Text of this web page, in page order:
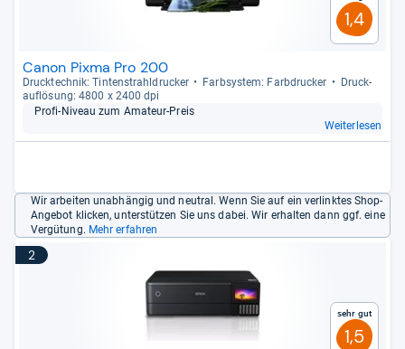
1,4
Canon Pixma Pro 200
Druck­tech­nik: Tin­ten­strahl­dru­cker Farb­sys­tem: Farb­dru­cker
Druck­
auf­lö­sung: 4800 x 2400 dpi
Profi-​Niveau zum Ama­teur-​Preis
Weiterlesen
Wir arbeiten unabhängig und neutral. Wenn Sie auf ein verlinktes Shop-
Angebot klicken, unterstützen Sie uns dabei. Wir erhalten dann ggf. eine
Vergütung. Mehr erfahren
2
Sehr gut
1,5